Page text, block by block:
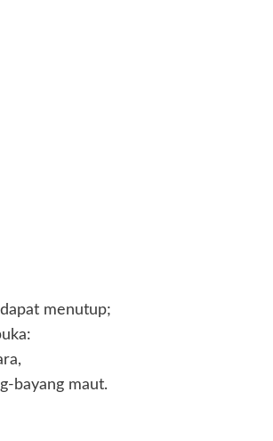
menutup;
bayang maut.